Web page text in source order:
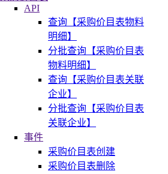
API
查询【采购价目表物料
明细】
分批查询【采购价目表
物料明细】
查询【采购价目表关联
企业】
分批查询【采购价目表
关联企业】
事件
采购价目表创建
采购价目表删除